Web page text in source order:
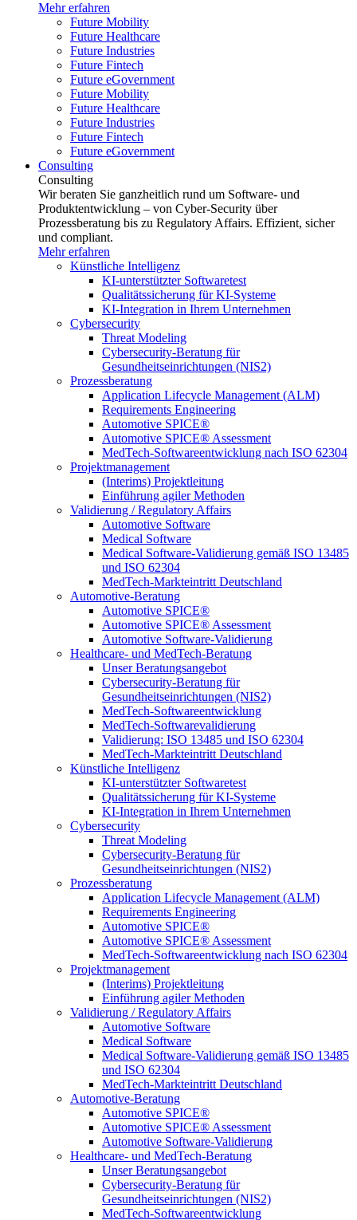
Mehr erfahren
Future Mobility
Future Healthcare
Future Industries
Future Fintech
Future eGovernment
Future Mobility
Future Healthcare
Future Industries
Future Fintech
Future eGovernment
Consulting
Consulting
Wir beraten Sie ganzheitlich rund um Software- und
Produktentwicklung – von Cyber-Security über
Prozessberatung bis zu Regulatory Affairs. Effizient, sicher
und compliant.
Mehr erfahren
Künstliche Intelligenz
KI-unterstützter Softwaretest
Qualitätssicherung für KI-Systeme
KI-Integration in Ihrem Unternehmen
Cybersecurity
Threat Modeling
Cybersecurity-Beratung für
Gesundheitseinrichtungen (NIS2)
Prozessberatung
Application Lifecycle Management (ALM)
Requirements Engineering
Automotive SPICE®
Automotive SPICE® Assessment
MedTech-Softwareentwicklung nach ISO 62304
Projektmanagement
(Interims) Projektleitung
Einführung agiler Methoden
Validierung / Regulatory Affairs
Automotive Software
Medical Software
Medical Software-Validierung gemäß ISO 13485
und ISO 62304
MedTech-Markteintritt Deutschland
Automotive-Beratung
Automotive SPICE®
Automotive SPICE® Assessment
Automotive Software-Validierung
Healthcare- und MedTech-Beratung
Unser Beratungsangebot
Cybersecurity-Beratung für
Gesundheitseinrichtungen (NIS2)
MedTech-Softwareentwicklung
MedTech-Softwarevalidierung
Validierung: ISO 13485 und ISO 62304
MedTech-Markteintritt Deutschland
Künstliche Intelligenz
KI-unterstützter Softwaretest
Qualitätssicherung für KI-Systeme
KI-Integration in Ihrem Unternehmen
Cybersecurity
Threat Modeling
Cybersecurity-Beratung für
Gesundheitseinrichtungen (NIS2)
Prozessberatung
Application Lifecycle Management (ALM)
Requirements Engineering
Automotive SPICE®
Automotive SPICE® Assessment
MedTech-Softwareentwicklung nach ISO 62304
Projektmanagement
(Interims) Projektleitung
Einführung agiler Methoden
Validierung / Regulatory Affairs
Automotive Software
Medical Software
Medical Software-Validierung gemäß ISO 13485
und ISO 62304
MedTech-Markteintritt Deutschland
Automotive-Beratung
Automotive SPICE®
Automotive SPICE® Assessment
Automotive Software-Validierung
Healthcare- und MedTech-Beratung
Unser Beratungsangebot
Cybersecurity-Beratung für
Gesundheitseinrichtungen (NIS2)
MedTech-Softwareentwicklung